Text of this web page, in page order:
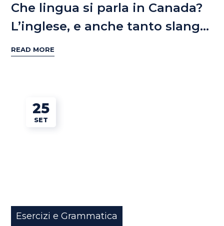
Che lingua si parla in Canada?
L’inglese, e anche tanto slang…
READ MORE
25
SET
Esercizi e Grammatica